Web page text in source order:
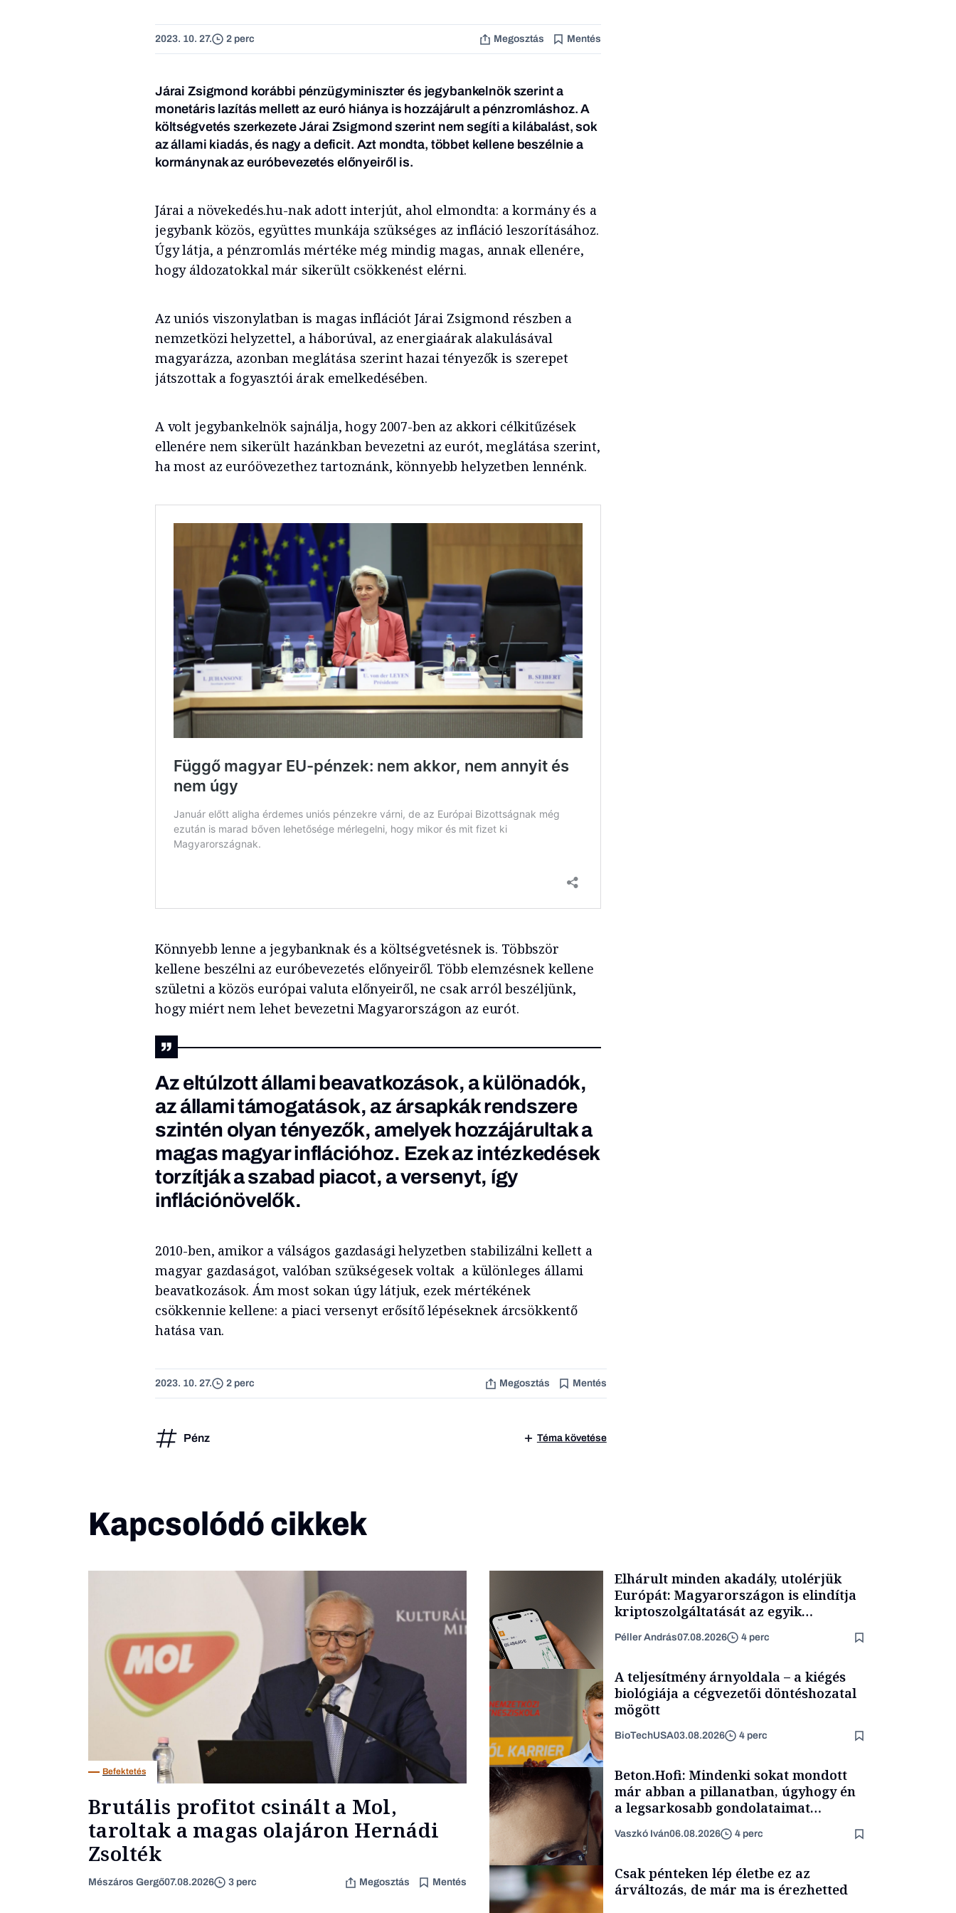
2023. 10. 27. 2 perc Megosztás Mentés
Járai Zsigmond korábbi pénzügyminiszter és jegybankelnök szerint a
monetáris lazítás mellett az euró hiánya is hozzájárult a pénzromláshoz. A
költségvetés szerkezete Járai Zsigmond szerint nem segíti a kilábalást, sok
az állami kiadás, és nagy a deficit. Azt mondta, többet kellene beszélnie a
kormánynak az euróbevezetés előnyeiről is.
Járai a növekedés.hu-nak adott interjút, ahol elmondta: a kormány és a
jegybank közös, együttes munkája szükséges az infláció leszorításához.
Úgy látja, a pénzromlás mértéke még mindig magas, annak ellenére,
hogy áldozatokkal már sikerült csökkenést elérni.
Az uniós viszonylatban is magas inflációt Járai Zsigmond részben a
nemzetközi helyzettel, a háborúval, az energiaárak alakulásával
magyarázza, azonban meglátása szerint hazai tényezők is szerepet
játszottak a fogyasztói árak emelkedésében.
A volt jegybankelnök sajnálja, hogy 2007-ben az akkori célkitűzések
ellenére nem sikerült hazánkban bevezetni az eurót, meglátása szerint,
ha most az euróövezethez tartoznánk, könnyebb helyzetben lennénk.
Könnyebb lenne a jegybanknak és a költségvetésnek is. Többször
kellene beszélni az euróbevezetés előnyeiről. Több elemzésnek kellene
születni a közös európai valuta előnyeiről, ne csak arról beszéljünk,
hogy miért nem lehet bevezetni Magyarországon az eurót.
Az eltúlzott állami beavatkozások, a különadók,
az állami támogatások, az ársapkák rendszere
szintén olyan tényezők, amelyek hozzájárultak a
magas magyar inflációhoz. Ezek az intézkedések
torzítják a szabad piacot, a versenyt, így
inflációnövelők.
2010-ben, amikor a válságos gazdasági helyzetben stabilizálni kellett a
magyar gazdaságot, valóban szükségesek voltak a különleges állami
beavatkozások. Ám most sokan úgy látjuk, ezek mértékének
csökkennie kellene: a piaci versenyt erősítő lépéseknek árcsökkentő
hatása van.
2023. 10. 27. 2 perc Megosztás Mentés
Pénz Téma követése
Kapcsolódó cikkek
Befektetés
Brutális profitot csinált a Mol,
taroltak a magas olajáron Hernádi
Zsolték
Mészáros Gergő07.08.2026 3 perc Megosztás Mentés
Elhárult minden akadály, utolérjük
Európát: Magyarországon is elindítja
kriptoszolgáltatását az egyik
Péller András07.08.2026 4 perc
Content Lab HUB
A teljesítmény árnyoldala – a kiégés
biológiája a cégvezetői döntéshozatal
mögött
BioTechUSA03.08.2026 4 perc
Beton.Hofi: Mindenki sokat mondott
már abban a pillanatban, úgyhogy én
a legsarkosabb gondolataimat
Vaszkó Iván06.08.2026 4 perc
Csak pénteken lép életbe ez az
árváltozás, de már ma is érezhetted